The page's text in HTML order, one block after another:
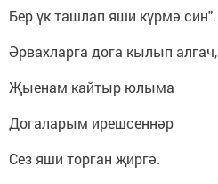
Бер үк ташлап яши күрмә син".
Әрвахларга дога кылып алгач,
Җыенам кайтыр юлыма
Догаларым ирешсеннәр
Сез яши торган җиргә.